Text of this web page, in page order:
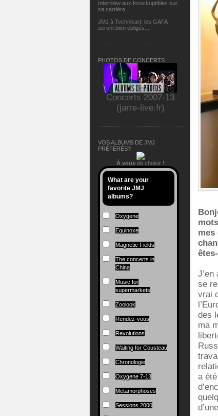
Interview aux Inrockuptibles sur
sa carrière...
JMJ à Technikart: les GAFA
seront bien obligés...
PHOTOS DE CONCERTS
Concerts 2007-13
(jarre-live.fr)
VOS ALBUMS DE JMJ
PRÉFÉRÉS?
À vous de choisir !
What are your
favorite JMJ
albums?
Oxygene
Equinoxe
Magnetic Fields
The concerts in
China
Music for
supermarkets
Zoolook
Rendez-vous
Revolutions
Waiting for Cousteau
Chronologie
Oxygene 7-13
Metamorphoses
Sessions 2000
mes
se
vrai
des
ma
a